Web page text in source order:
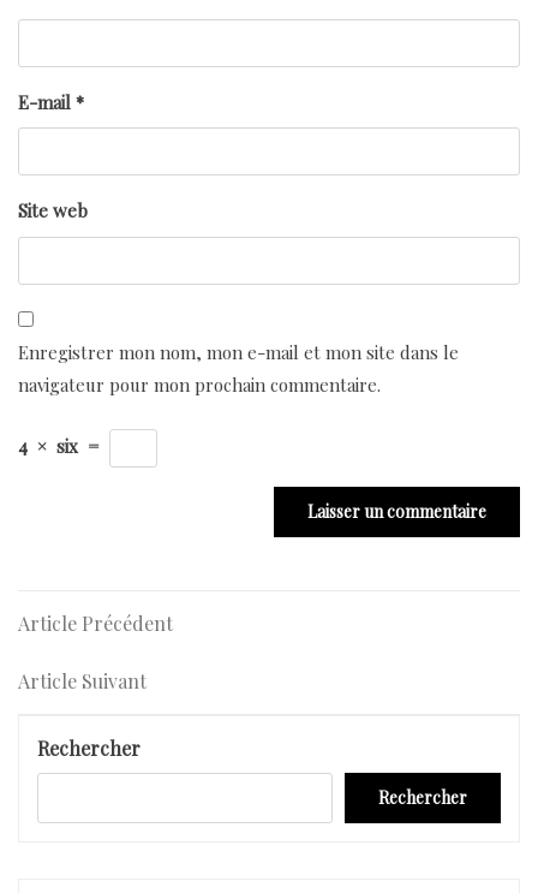
E-mail *
Site web
Enregistrer mon nom, mon e-mail et mon site dans le
navigateur pour mon prochain commentaire.
4 × six =
Navigation
de
Article
Article Précédent
Article
Article Suivant
Rechercher
Rechercher